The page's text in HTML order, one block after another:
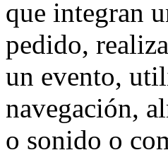
que integran
pedido,
un evento,
navegación,
o sonido o